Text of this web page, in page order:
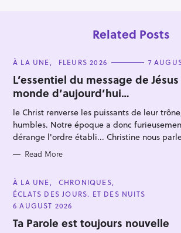
Related Posts
C
T
E
G
O
R
I
E
S
À LA UNE FLEURS 2026 7
L’essentiel du message de
monde d’aujourd’hui…
le Christ renverse les puissants de leur
humbles. Notre époque a donc
dérange l'ordre établi... Christine nous
Read More
C
A
T
E
G
O
R
À LA UNE
CHRONIQUES
ÉCLATS DES JOURS. ET DES NUITS
6 AUGUST 2026
Ta Parole est toujours nouvelle